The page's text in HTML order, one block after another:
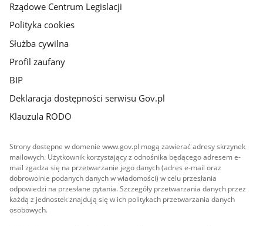
Rządowe Centrum Legislacji
Polityka cookies
Służba cywilna
Profil zaufany
BIP
Deklaracja dostępności serwisu Gov.pl
Klauzula RODO
Strony dostępne w domenie www.gov.pl mogą zawierać adresy skrzynek
mailowych. Użytkownik korzystający z odnośnika będącego adresem e-
mail zgadza się na przetwarzanie jego danych (adres e-mail oraz
dobrowolnie podanych danych w wiadomości) w celu przesłania
odpowiedzi na przesłane pytania. Szczegóły przetwarzania danych przez
każdą z jednostek znajdują się w ich politykach przetwarzania danych
osobowych.